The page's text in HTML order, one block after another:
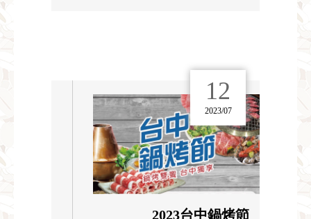
12
2023/07
2023台中鍋烤節